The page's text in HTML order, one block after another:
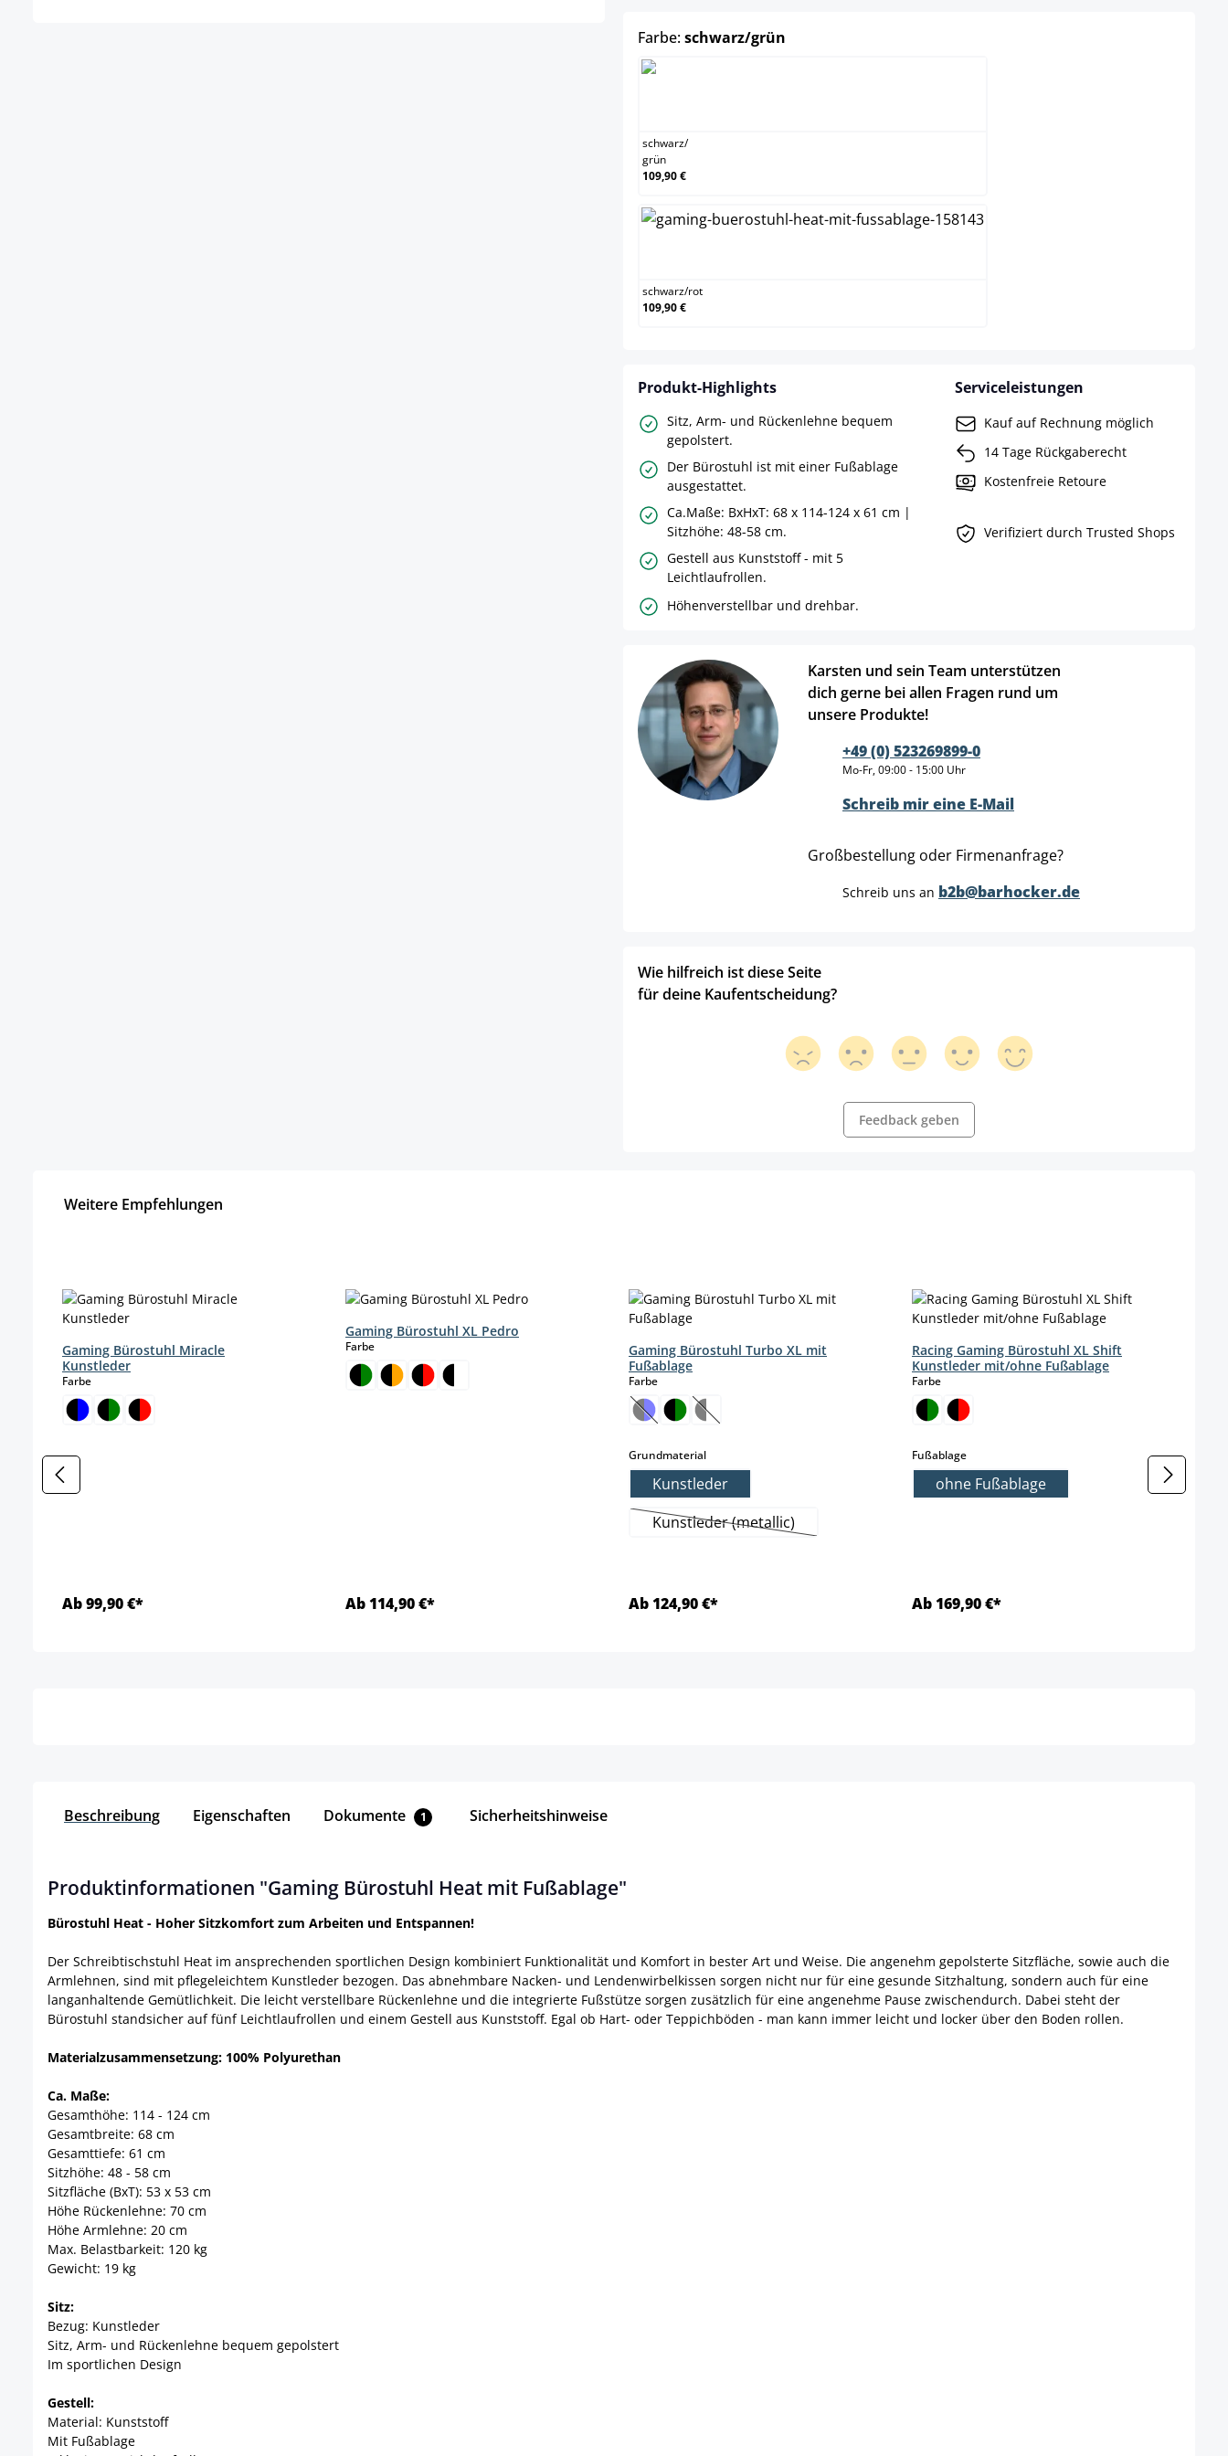
Farbe:schwarz/grün
schwarz/
grün
109,90 €
schwarz/rot
109,90 €
Produkt-Highlights
Sitz, Arm- und Rückenlehne bequem
gepolstert.
Der Bürostuhl ist mit einer Fußablage
ausgestattet.
Ca.Maße: BxHxT: 68 x 114-124 x 61 cm |
Sitzhöhe: 48-58 cm.
Gestell aus Kunststoff - mit 5
Leichtlaufrollen.
Höhenverstellbar und drehbar.
Serviceleistungen
Kauf auf Rechnung möglich
14 Tage Rückgaberecht
Kostenfreie Retoure
Verifiziert durch Trusted Shops
Karsten und sein Team unterstützen
dich gerne bei allen Fragen rund um
unsere Produkte!
+49 (0) 523269899-0
Mo-Fr, 09:00 - 15:00 Uhr
Schreib mir eine E-Mail
Großbestellung oder Firmenanfrage?
Schreib uns an b2b@barhocker.de
Wie hilfreich ist diese Seite
für deine Kaufentscheidung?
Feedback geben
Weitere Empfehlungen
Gaming Bürostuhl Miracle
Kunstleder
Farbeauswählen
Ab 99,90 €*
Gaming Bürostuhl XL Pedro
Farbeauswählen
Ab 114,90 €*
Gaming Bürostuhl Turbo XL mit
Fußablage
Farbeauswählen
(Diese Option ist zurzeit nicht verfügbar.)
(Diese Option ist zurzeit nicht verfügbar.)
Grundmaterialauswählen
Kunstleder
Kunstleder (metallic)(Diese Option ist zurzeit nicht verfügbar.)
Ab 124,90 €*
Racing Gaming Bürostuhl XL Shift
Kunstleder mit/ohne Fußablage
Farbeauswählen
Fußablageauswählen
ohne Fußablage
Ab 169,90 €*
Beschreibung Eigenschaften Dokumente 1 Sicherheitshinweise
Produktinformationen "Gaming Bürostuhl Heat mit Fußablage"
Bürostuhl Heat - Hoher Sitzkomfort zum Arbeiten und Entspannen!
Der Schreibtischstuhl Heat im ansprechenden sportlichen Design kombiniert Funktionalität und Komfort in bester Art und Weise. Die angenehm gepolsterte Sitzfläche, sowie auch die
Armlehnen, sind mit pflegeleichtem Kunstleder bezogen. Das abnehmbare Nacken- und Lendenwirbelkissen sorgen nicht nur für eine gesunde Sitzhaltung, sondern auch für eine
langanhaltende Gemütlichkeit. Die leicht verstellbare Rückenlehne und die integrierte Fußstütze sorgen zusätzlich für eine angenehme Pause zwischendurch. Dabei steht der
Bürostuhl standsicher auf fünf Leichtlaufrollen und einem Gestell aus Kunststoff. Egal ob Hart- oder Teppichböden - man kann immer leicht und locker über den Boden rollen.
Materialzusammensetzung: 100% Polyurethan
Ca. Maße:
Gesamthöhe: 114 - 124 cm
Gesamtbreite: 68 cm
Gesamttiefe: 61 cm
Sitzhöhe: 48 - 58 cm
Sitzfläche (BxT): 53 x 53 cm
Höhe Rückenlehne: 70 cm
Höhe Armlehne: 20 cm
Max. Belastbarkeit: 120 kg
Gewicht: 19 kg
Sitz:
Bezug: Kunstleder
Sitz, Arm- und Rückenlehne bequem gepolstert
Im sportlichen Design
Gestell:
Material: Kunststoff
Mit Fußablage